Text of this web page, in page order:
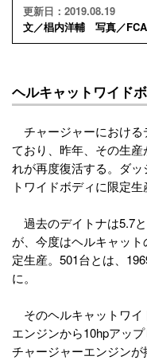
更新日：2019.08.19
文／椙内洋輔 写真／FCA
ヘルキャットワイド
チャージャーにおける
ており、昨年、その生
れが再度復活する。ダ
トワイドボディに限定生
過去のデイトナは5.7
が、今度はヘルキャッ
定生産。501台とは、
に。
そのヘルキャットワイ
エンジンから10hpアッ
チャージャーエンジンが